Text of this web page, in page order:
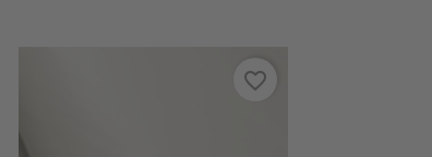
favorite_border